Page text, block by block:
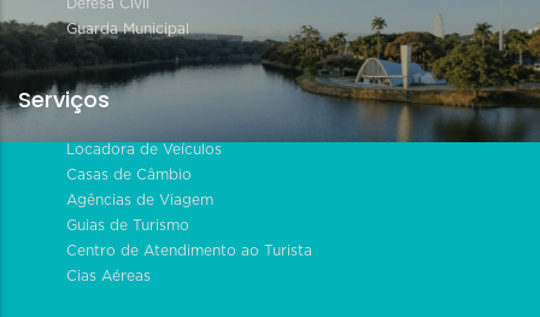
Defesa Civil
Guarda Municipal
Serviços
Locadora de Veículos
Casas de Câmbio
Agências de Viagem
Guias de Turismo
Centro de Atendimento ao Turista
Cias Aéreas